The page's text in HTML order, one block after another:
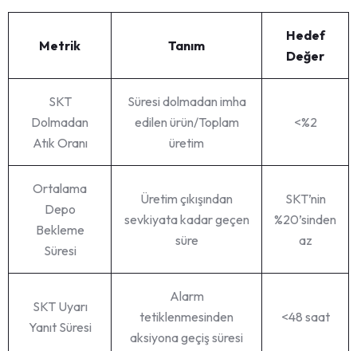
Metrik Tanım
Hedef
Değer
SKT
Dolmadan
Atık Oranı
Süresi dolmadan imha
edilen ürün/Toplam
üretim
<%2
Ortalama
Depo
Bekleme
Süresi
Üretim çıkışından
sevkiyata kadar geçen
süre
SKT’nin
%20’sinden
az
SKT Uyarı
Yanıt Süresi
Alarm
tetiklenmesinden
aksiyona geçiş süresi
<48 saat